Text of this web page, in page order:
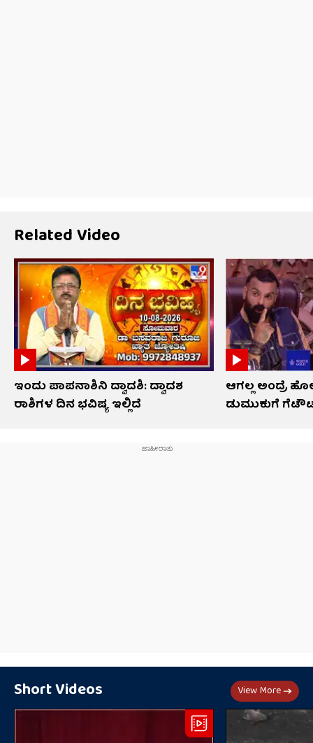
Related Video
ಇಂದು ಪಾಪನಾಶಿನಿ ದ್ವಾದಶಿ: ದ್ವಾದಶ
ರಾಶಿಗಳ ದಿನ ಭವಿಷ್ಯ ಇಲ್ಲಿದೆ
ಆಗಲ್ಲ ಅಂದ್ರೆ
ಡುಮುಕುಗೆ
Short Videos View More